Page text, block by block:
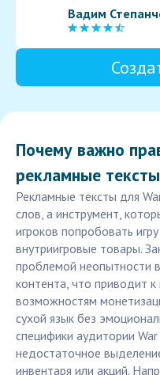
Вадим
Почему важно
рекламные
Рекламные тексты для
слов, а инструмент,
игроков попробовать
внутриигровые товары.
проблемой неопытности
контента, что приводит
возможностям
сухой язык без
специфики аудитории
недостаточное
инвентаря или акций.